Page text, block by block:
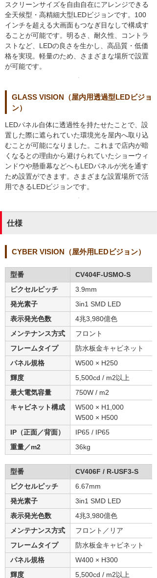
スクリーンサイズを自由自在にアレンジできる
全天候型・高精細大型LEDビジョンです。100
インチを超える大画面もつなぎ目なしで構成す
ることが可能です。明るさ、耐久性、コントラ
ストなど、LEDの良さを生かし、高品質・低価
格を実現。軽量のため、さまざまな場所で設置
が可能です。
GLASS VISION（屋内用透過型LEDビジョ
ン）
LEDパネル自体に透過性を持たせたことで、設
置した際に遮られていた環境光を屋内へ取り込
むことが可能になりました。これまで店内が暗
くなるとの理由から避けられていたショーウィ
ンドウや懸垂幕などへもLEDパネルが光を通す
ため設置ができます。さまざまな設置場所で活
用できるLEDビジョンです。
仕様
CYBER VISION（屋外用LEDビジョン）
型番
CV404F-USMO-S
ピクセルピッチ
3.9mm
発光素子
3in1 SMD LED
表示発光色数
4兆3,980億色
メンテナンス方式
フロント
フレームタイプ
防水板金キャビネット
パネル規格
W500 × H250
輝度
5,500cd / m2以上
最大電気容量
750W / m2
キャビネット構成
W500 × H1,000
W500 × H500
IP（正面／背面）
IP65 / IP65
重量／m2
36kg
型番
CV406F / R-USF3-S
ピクセルピッチ
6.67mm
発光素子
3in1 SMD LED
表示発光色数
4兆3,980億色
メンテナンス方式
フロント／リア
フレームタイプ
防水板金キャビネット
パネル規格
W400 × H300
輝度
5,500cd / m2以上